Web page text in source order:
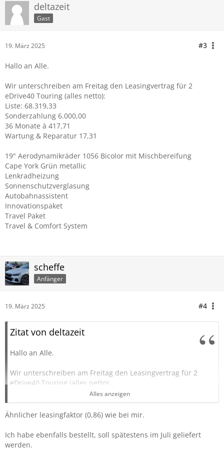
deltazeit
Gast
19. März 2025 #3
Hallo an Alle.
Wir unterschreiben am Freitag den Leasingvertrag für 2
eDrive40 Touring (alles netto):
Liste: 68.319,33
Sonderzahlung 6.000,00
36 Monate à 417,71
Wartung & Reparatur 17,31
19" Aerodynamikräder 1056 Bicolor mit Mischbereifung
Cape York Grün metallic
Lenkradheizung
Sonnenschutzverglasung
Autobahnassistent
Innovationspaket
Travel Paket
Travel & Comfort System
scheffe
Anfänger
19. März 2025 #4
Zitat von deltazeit
Hallo an Alle.
Wir unterschreiben am Freitag den Leasingvertrag für 2
eDrive40 Touring (alles netto):
Sonderzahlung 6.000,00
36 Monate à 417,71
19" Aerodynamikräder 1056 Bicolor mit Mischbereifung
Alles anzeigen
Ähnlicher leasingfaktor (0,86) wie bei mir.
Ich habe ebenfalls bestellt, soll spätestens im Juli geliefert
werden.